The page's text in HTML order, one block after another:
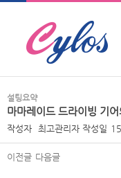
설팅요약
마마레이드 드라이빙 기
작성자 최고관리자 작성일
이전글 다음글